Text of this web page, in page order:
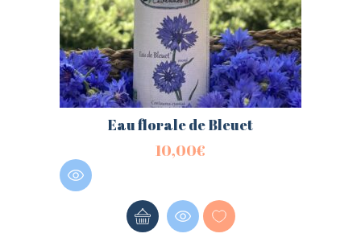
Eau florale de Bleuet
10,00€